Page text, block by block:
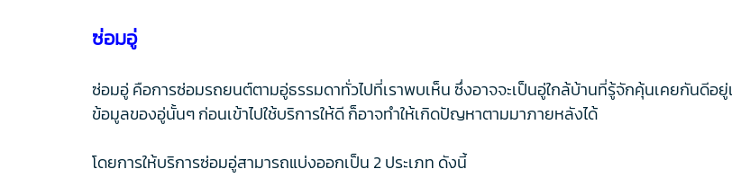
ซ่อมอู่
ซ่อมอู่ คือการซ่อมรถยนต์ตามอู่ธรรมดาทั่วไปที่เราพบเห็น ซึ่งอาจจะเป็นอู่ใกล้บ้านที่รู้จักคุ้นเคยกัน
ข้อมูลของอู่นั้นๆ ก่อนเข้าไปใช้บริการให้ดี ก็อาจทำให้เกิดปัญหาตามมาภายหลังได้
โดยการให้บริการซ่อมอู่สามารถแบ่งออกเป็น 2 ประเภท ดังนี้